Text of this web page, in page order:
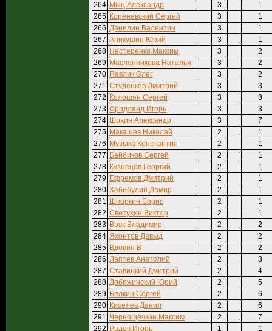
264 Мыц Александр 3
1
265 Кореневский Сергей 3
1
266 Данилин Валентин 3
1
267 Аникушин Юрий 3
1
268 Нестеренко Максим 3
2
269 Масленникова Наталья 3
2
270 Павлик Олег 3
2
271 Студенков Дмитрий 3
3
272 Колошян Сергей 3
3
273 Фридлянд Игорь 3
3
274 Шохин Александр 3
7
275 Макашев Николай 2
1
276 Музыка Константин 2
1
277 Байбиков Сергей 2
1
278 Кузнецов Георгий 2
1
279 Ефремов Дмитрий 2
1
280 Хабибулин Дамир 2
1
281 Шпоркин Борис 2
1
282 Светухин Виктор 2
1
283 Вовк Владимир 2
2
284 Яхонтов Давыд 2
2
285 Вдовин В 2
2
286 Лаптев Анатолий 2
3
287 Ставицкий Дмитрий 2
4
288 Добржинский Юрий 2
5
289 Белкин Сергей 2
6
290 Киселев Данил 2
6
291 Чернощёчкин Максим 2
7
292 Радов Игорь 1
1